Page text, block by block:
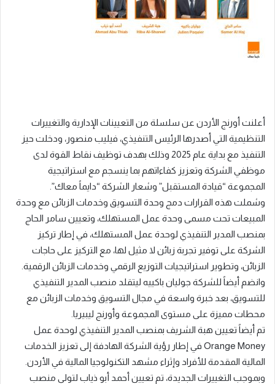
أعلنت أورنج الأردن عن سلسلة من التعيينات الإدارية والتغييرات
التنظيمية التي أصدرها الرئيس التنفيذي، فيليب منصور، ودخلت حيز
التنفيذ مع بداية عام 2025 وذلك بهدف توظيف نقاط القوة لدى
موظفي الشركة وتعزيز كفاءاتهم بما ينسجم مع استراتيجية
المجموعة “قيادة المستقبل” وشعار الشركة “دايماً معاك”.
وشملت هذه القرارات دمج وحدة التسويق وخدمات الزبائن مع وحدة
المبيعات تحت مسمى وحدة عمل المستهلك، وتعيين سامر الحاج
بمنصب المدير التنفيذي لوحدة عمل المستهلك، في إطار تركيز
الشركة على توفير تجربة زبائن لا مثيل لها، مع التركيز على حاجات
الزبائن، وتطوير استراتيجيات التوزيع الرقمي وخدمات الزبائن الرقمية.
وانضم أيضاً للشركة جوليان باكييه ليتقلد منصب المدير التنفيذي
للتسويق، بعد خبرة واسعة في مجال التسويق وخدمات الزبائن مع
محطات مميزة على مستوى المجموعة وأورنج ليبيريا.
تم أيضاً تعيين هبة الشريف بمنصب المدير التنفيذي لوحدة عمل
Orange Money في إطار رؤية الشركة الهادفة إلى تعزيز الخدمات
المالية المقدمة للأفراد وإثراء مشهد التكنولوجيا المالية في الأردن.
وبموجب التغييرات الجديدة، تم تعيين أحمد أبو ذياب لتولي منصب